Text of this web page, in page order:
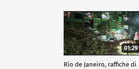
01:29
Rio de Janeiro, raffiche di